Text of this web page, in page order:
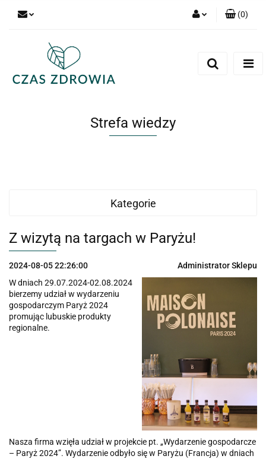
(0)
Strefa wiedzy
Kategorie
Z wizytą na targach w Paryżu!
2024-08-05 22:26:00
Administrator Sklepu
W dniach 29.07.2024-02.08.2024
bierzemy udział w wydarzeniu
gospodarczym Paryż 2024
promując lubuskie produkty
regionalne.
Nasza firma wzięła udział w projekcie pt. „Wydarzenie gospodarcze
– Paryż 2024”. Wydarzenie odbyło się w Paryżu (Francja) w dniach